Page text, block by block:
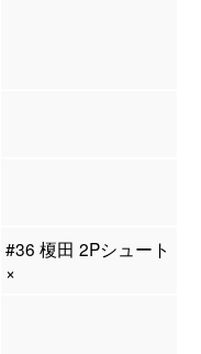
#36 榎田 2Pシュート
×